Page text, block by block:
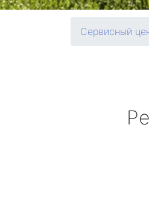
Сервисный